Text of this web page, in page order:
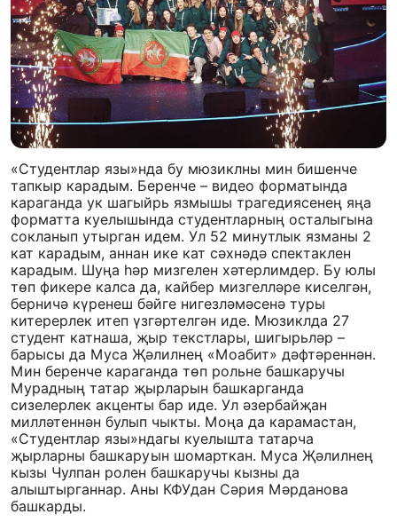
«Студентлар язы»нда бу мюзиклны мин бишенче
тапкыр карадым. Беренче – видео форматында
караганда ук шагыйрь язмышы трагедиясенең яңа
форматта куелышында студентларның осталыгына
сокланып утырган идем. Ул 52 минутлык язманы 2
кат карадым, аннан ике кат сәхнәдә спектаклен
карадым. Шуңа һәр мизгелен хәтерлимдер. Бу юлы
төп фикере калса да, кайбер мизгелләре киселгән,
берничә күренеш бәйге нигезләмәсенә туры
китерерлек итеп үзгәртелгән иде. Мюзиклда 27
студент катнаша, җыр текстлары, шигырьләр –
барысы да Муса Җәлилнең «Моабит» дәфтәреннән.
Мин беренче караганда төп рольне башкаручы
Мурадның татар җырларын башкарганда
сизелерлек акценты бар иде. Ул әзербайҗан
милләтеннән булып чыкты. Моңа да карамастан,
«Студентлар язы»ндагы куелышта татарча
җырларны башкаруын шомарткан. Муса Җәлилнең
кызы Чулпан ролен башкаручы кызны да
алыштырганнар. Аны КФУдан Сәрия Мәрданова
башкарды.